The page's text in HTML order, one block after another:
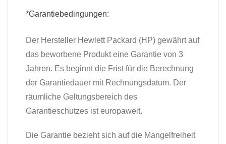
*Garantiebedingungen:
Der Hersteller Hewlett Packard (HP) gewährt auf
das beworbene Produkt eine Garantie von 3
Jahren. Es beginnt die Frist für die Berechnung
der Garantiedauer mit Rechnungsdatum. Der
räumliche Geltungsbereich des
Garantieschutzes ist europaweit.
Die Garantie bezieht sich auf die Mangelfreiheit